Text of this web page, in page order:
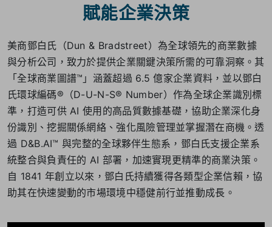
賦能企業決策
美商鄧白氏（Dun & Bradstreet）為全球領先的商業數據
與分析公司，致力於提供企業關鍵決策所需的可靠洞察。其
「全球商業圖譜™」涵蓋超過 6.5 億家企業資料，並以鄧白
氏環球編碼®（D-U-N-S® Number）作為全球企業識別標
準，打造可供 AI 使用的高品質數據基礎，協助企業深化身
份識別、挖掘關係網絡、強化風險管理並掌握潛在商機。透
過 D&B.AI™ 與完整的全球夥伴生態系，鄧白氏支援企業系
統整合與負責任的 AI 部署，加速實現更精準的商業決策。
自 1841 年創立以來，鄧白氏持續獲得各類型企業信賴，協
助其在快速變動的市場環境中穩健前行並推動成長。